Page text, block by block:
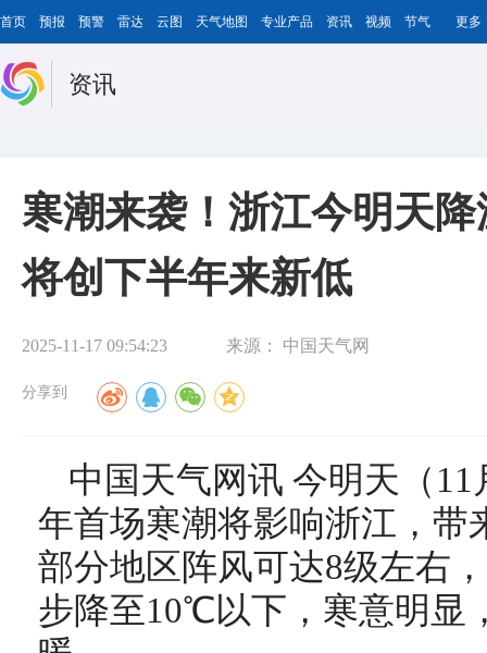
首页 预报 预警 雷达 云图 天气地图 专业产品 资讯 视频 节气 更多
资讯
寒潮来袭！浙江今明天
将创下半年来新低
2025-11-17 09:54:23 来源： 中国天气网
分享到
中国天气网讯 今明天（
年首场寒潮将影响浙江，带
部分地区阵风可达8级左右
步降至10℃以下，寒意明显